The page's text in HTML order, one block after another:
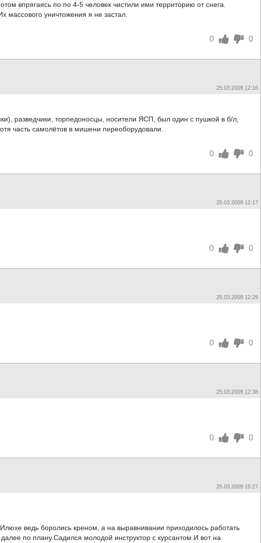
впрягаясь по по 4-5 человек чистили ими территорию от снега.
уничтожения я не застал.
0 0
25.03.2009 12:16
разведчики, торпедоносцы, носители ЯСП, был один с пушкой в б/л,
часть самолётов в мишени переоборудовали.
0 0
25.03.2009 12:17
0 0
25.03.2009 12:29
0 0
25.03.2009 12:38
0 0
25.03.2009 15:27
ведь боролись креном, а на выравнивании приходилось работать
по плану.Садился молодой инструктор с курсантом.И вот на